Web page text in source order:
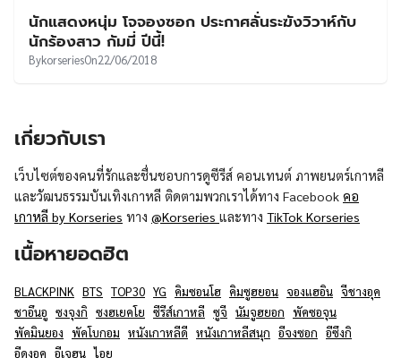
นักแสดงหนุ่ม โจจองซอก ประกาศลั่นระฆังวิวาห์กับ
นักร้องสาว กัมมี่ ปีนี้!
BykorseriesOn22/06/2018
เกี่ยวกับเรา
เว็บไซต์ของคนที่รักและชื่นชอบการดูซีรีส์ คอนเทนต์ ภาพยนตร์เกาหลี
และวัฒนธรรมบันเทิงเกาหลี ติดตามพวกเราได้ทาง Facebook คอ
เกาหลี by Korseries ทาง @Korseries และทาง TikTok Korseries
เนื้อหายอดฮิต
BLACKPINK BTS TOP30 YG คิมซอนโฮ คิมซูฮยอน จองแฮอิน จีชางอุค
ชาอึนอู ซงจุงกิ ซงฮเยคโย ซีรีส์เกาหลี ซูจี นัมจูฮยอก พัคซอจุน
พัคมินยอง พัคโบกอม หนังเกาหลีดี หนังเกาหลีสนุก อีจงซอก อีซึงกิ
อีดงอุค อีเจฮุน ไอยู